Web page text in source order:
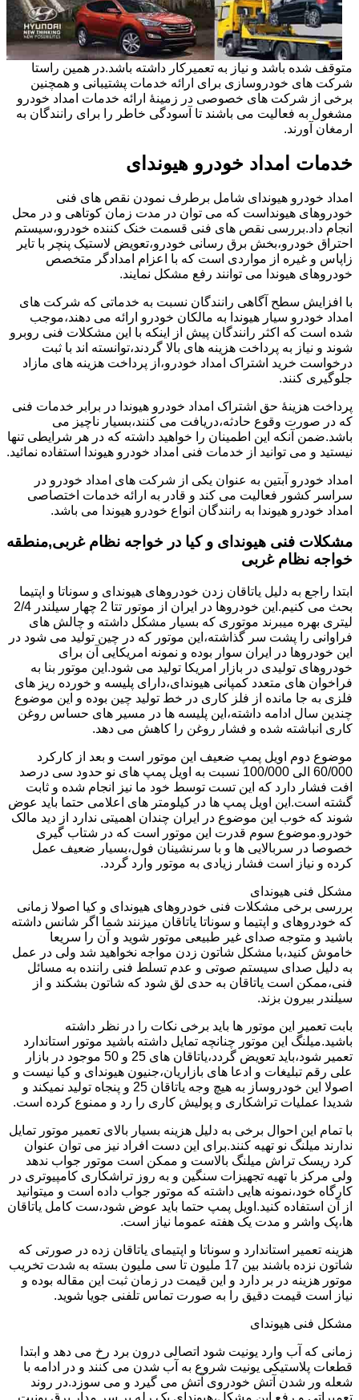
متوقف شده باشد و نیاز به تعمیرکار داشته باشد.در همین راستا
شرکت های خودروسازی برای ارائه خدمات پشتیبانی و همچنین
برخی از شرکت های خصوصی در زمینۀ ارائه خدمات امداد خودرو
مشغول به فعالیت می باشند تا آسودگی خاطر را برای رانندگان به
ارمغان آورند.
خدمات امداد خودرو هیوندای
امداد خودرو هیوندای شامل برطرف نمودن نقص های فنی
خودروهای هیونداست که می توان در مدت زمان کوتاهی و در محل
انجام داد.بررسی نقص های فنی قسمت خنک کننده خودرو،سیستم
احتراق خودرو،بخش برق رسانی خودرو،تعویض لاستیک پنچر با تایر
زاپاس و غیره از مواردی است که با اعزام امدادگر متخصص
خودروهای هیوندا می توانند رفع مشکل نمایند.
با افزایش سطح آگاهی رانندگان نسبت به خدماتی که شرکت های
امداد خودرو سیار هیوندا به مالکان خودرو ارائه می دهند،موجب
شده است که اکثر رانندگان پیش از اینکه با این مشکلات فنی روبرو
شوند و نیاز به پرداخت هزینه های بالا گردند،توانسته اند با ثبت
درخواست خرید اشتراک امداد خودرو،از پرداخت هزینه های مازاد
جلوگیری کنند.
پرداخت هزینۀ حق اشتراک امداد خودرو هیوندا در برابر خدمات فنی
که در صورت وقوع حادثه،دریافت می کنند،بسیار ناچیز می
باشد.ضمن آنکه این اطمینان را خواهید داشته که در هر شرایطی تنها
نیستید و می توانید از خدمات فنی امداد خودرو هیوندا استفاده نمائید.
امداد خودرو آبتین به عنوان یکی از شرکت های امداد خودرو در
سراسر کشور فعالیت می کند و قادر به ارائه خدمات اختصاصی
امداد خودرو هیوندا به رانندگان انواع خودرو هیوندا می باشد.
مشکلات فنی هیوندای و کیا در خواجه نظام غربی,منطقه
خواجه نظام غربی
ابتدا راجع به دلیل یاتاقان زدن خودروهای هیوندای و سوناتا و اپتیما
بحث می کنیم.این خودروها در ایران از موتور تتا 2 چهار سیلندر 2/4
لیتری بهره میبرند موتوری که بسیار مشکل داشته و چالش های
فراوانی را پشت سر گذاشته،این موتور که در چین تولید می شود در
این خودروها در ایران سوار بوده و نمونه امریکایی آن برای
خودروهای تولیدی در بازار امریکا تولید می شود.این موتور بنا به
فراخوان های متعدد کمپانی هیوندای،دارای پلیسه و خورده ریز های
فلزی به جا مانده از فلز کاری در خط تولید چین بوده و این موضوع
چندین سال ادامه داشته،این پلیسه ها در مسیر های حساس روغن
کاری انباشته شده و فشار روغن را کاهش می دهد.
موضوع دوم اویل پمپ ضعیف این موتور است و بعد از کارکرد
60/000 الی 100/000 نسبت به اویل پمپ های نو حدود سی درصد
افت فشار دارد که این تست توسط خود ما نیز انجام شده و ثابت
گشته است.این اویل پمپ ها در کیلومتر های اعلامی حتما باید عوض
شوند که خوب این موضوع در ایران چندان اهمیتی ندارد از دید مالک
خودرو.موضوع سوم قدرت این موتور است که در شتاب گیری
خصوصا در سربالایی ها و با سرنشینان فول،بسیار ضعیف عمل
کرده و نیاز است فشار زیادی به موتور وارد گردد.
مشکل فنی هیوندای
بررسی برخی مشکلات فنی خودروهای هیوندای و کیا اصولا زمانی
که خودروهای و اپتیما و سوناتا یاتاقان میزنند شما اگر شانس داشته
باشید و متوجه صدای غیر طبیعی موتور شوید و آن را سریعا
خاموش کنید،با مشکل شاتون زدن مواجه نخواهید شد ولی در عمل
به دلیل صدای سیستم صوتی و عدم تسلط فنی راننده به مسائل
فنی،ممکن است یاتاقان به حدی لق شود که شاتون بشکند و از
سیلندر بیرون بزند.
بابت تعمیر این موتور ها باید برخی نکات را در نظر داشته
باشید.میلنگ این موتور چنانچه تمایل داشته باشید موتور استاندارد
تعمیر شود،باید تعویض گردد،یاتاقان های 25 و 50 موجود در بازار
علی رقم تبلیغات و ادعا های بازاریان،جنیون هیوندای و کیا نیست و
اصولا این خودروساز به هیچ وجه یاتاقان 25 و پنجاه تولید نمیکند و
شدیدا عملیات تراشکاری و پولیش کاری را رد و ممنوع کرده است.
با تمام این احوال برخی به دلیل هزینه بسیار بالای تعمیر موتور تمایل
ندارند میلنگ نو تهیه کنند.برای این دست افراد نیز می توان عنوان
کرد ریسک تراش میلنگ بالاست و ممکن است موتور جواب ندهد
ولی مرکز با تهیه تجهیزات سنگین و به روز تراشکاری کامپیوتری در
کارگاه خود،نمونه هایی داشته که موتور جواب داده است و میتوانید
از آن استفاده کنید.اویل پمپ حتما باید عوض شود،ست کامل یاتاقان
ها،پک واشر و مدت یک هفته عموما نیاز است.
هزینه تعمیر استاندارد و سوناتا و اپتیمای یاتاقان زده در صورتی که
شاتون نزده باشند بین 17 ملیون تا سی ملیون بسته به شدت تخریب
موتور هزینه در بر دارد و این قیمت در زمان ثبت این مقاله بوده و
نیاز است قیمت دقیق را به صورت تماس تلفنی جویا شوید.
مشکل فنی هیوندای
زمانی که آب وارد یونیت شود اتصالی درون برد رخ می دهد و ابتدا
قطعات پلاستیکی یونیت شروع به آب شدن می کنند و در ادامه با
شعله ور شدن آتش خودروی آتش می گیرد و می سوزد.در روند
تعمیراتی و رفع این مشکل،هیوندای یک رله بر سر مدار برق یونیت